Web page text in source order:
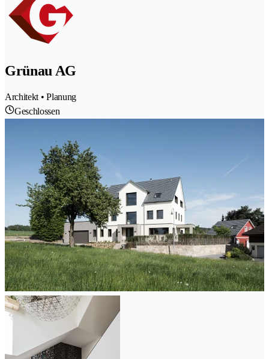
Grünau AG
Architekt • Planung
Geschlossen